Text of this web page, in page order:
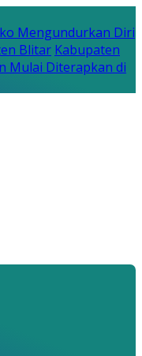
Mengundurkan Diri
Blitar Kabupaten
Mulai Diterapkan di